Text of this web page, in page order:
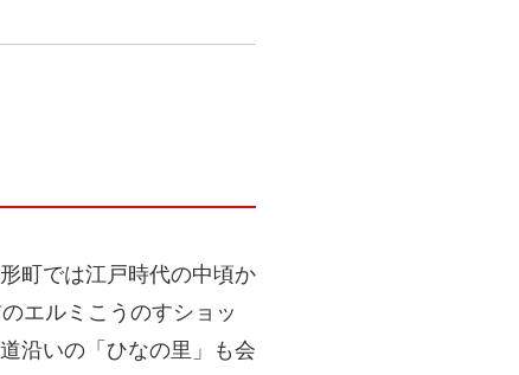
町では江戸時代の中頃か
エルミこうのすショッ
沿いの「ひなの里」も会